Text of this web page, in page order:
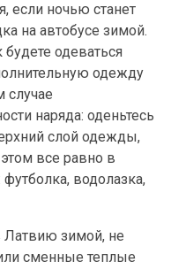
если ночью станет
на автобусе зимой.
одеваться
одежду
наряда: оденьтесь
слой одежды,
все равно в
водолазка,
Латвию зимой, не
сменные теплые